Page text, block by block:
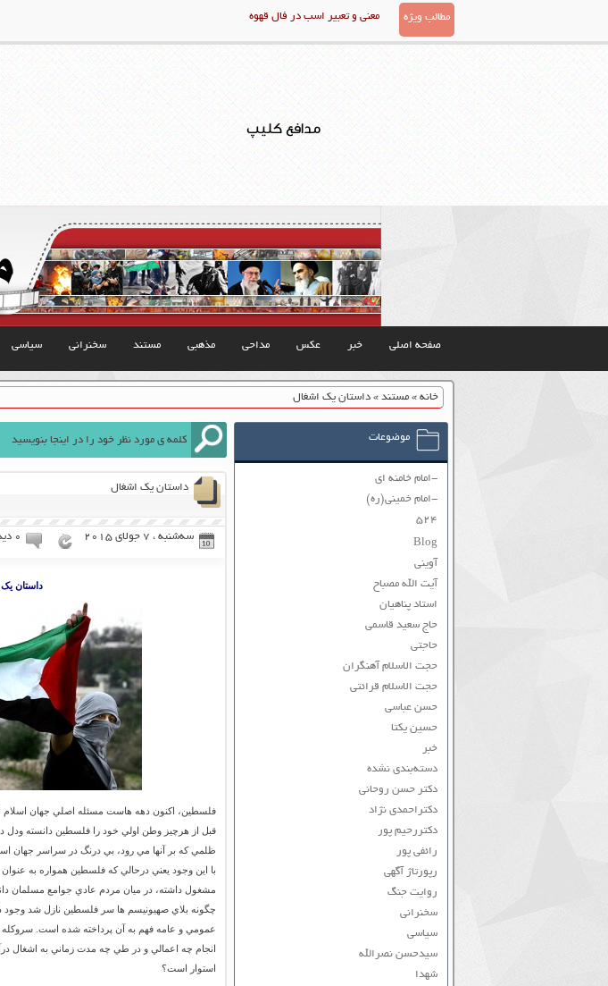
مطالب ویژه معنی و تعبیر اسب در فال قهوه
مدافع کلیپ
صفحه اصلی خبر عکس مداحی مذهبی مستند سخنرانی سیاسی
خانه» مستند» داستان یک اشغال
داستان یک اشغال
سه‌شنبه ، 7 جولای 2015 ۰ دیدگاه
داستان
فلسطين، اكنون دهه هاست مسئله اصلي جهان اسلام
قبل از هرچيز وطن اولي خود را فلسطين دانسته ودل
ظلمي كه بر آنها مي رود، بي درنگ در سراسر جهان
با اين وجود يعني درحالي كه فلسطين همواره به
مشغول داشته، در ميان مردم عادي جوامع مسلمان
چگونه بلاي صهيونيسم ها سر فلسطين نازل شد وجود
عمومي و عامه فهم به آن پرداخته شده است. سروكله
انجام چه اعمالي و در طي چه مدت زماني به اشغال
استوار است؟
موضوعات
-امام خامنه ای
-امام خمینی(ره)
۵۲۴
Blog
آوینی
آیت الله مصباح
استاد پناهیان
حاج سعید قاسمی
حاجتی
حجت الاسلام آهنگران
حجت الاسلام قرائتی
حسن عباسی
حسین یکتا
خبر
دسته‌بندی نشده
دکتر حسن روحانی
دکتراحمدی نژاد
دکتررحیم پور
رائفی پور
رپورتاژ آگهی
روایت جنگ
سخنرانی
سیاسی
سیدحسن نصرالله
شهدا